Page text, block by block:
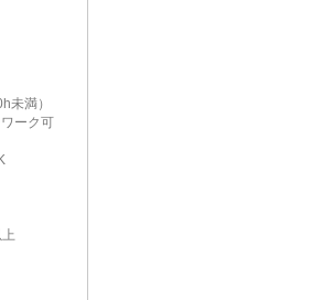
未満）
ーク可